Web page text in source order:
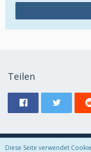
Teilen
Datenschutzerklärung
Diese Seite verwendet